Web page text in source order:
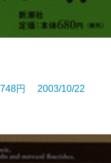
円 2003/10/22